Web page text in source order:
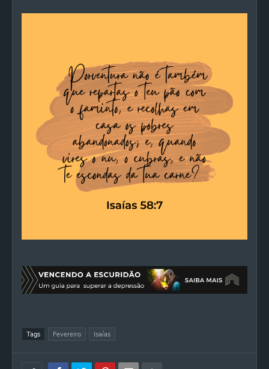
Tags Fevereiro Isaías